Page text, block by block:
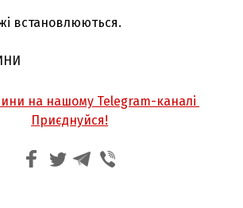
встановлюються.
на нашому Telegram-каналі
Приєднуйся!